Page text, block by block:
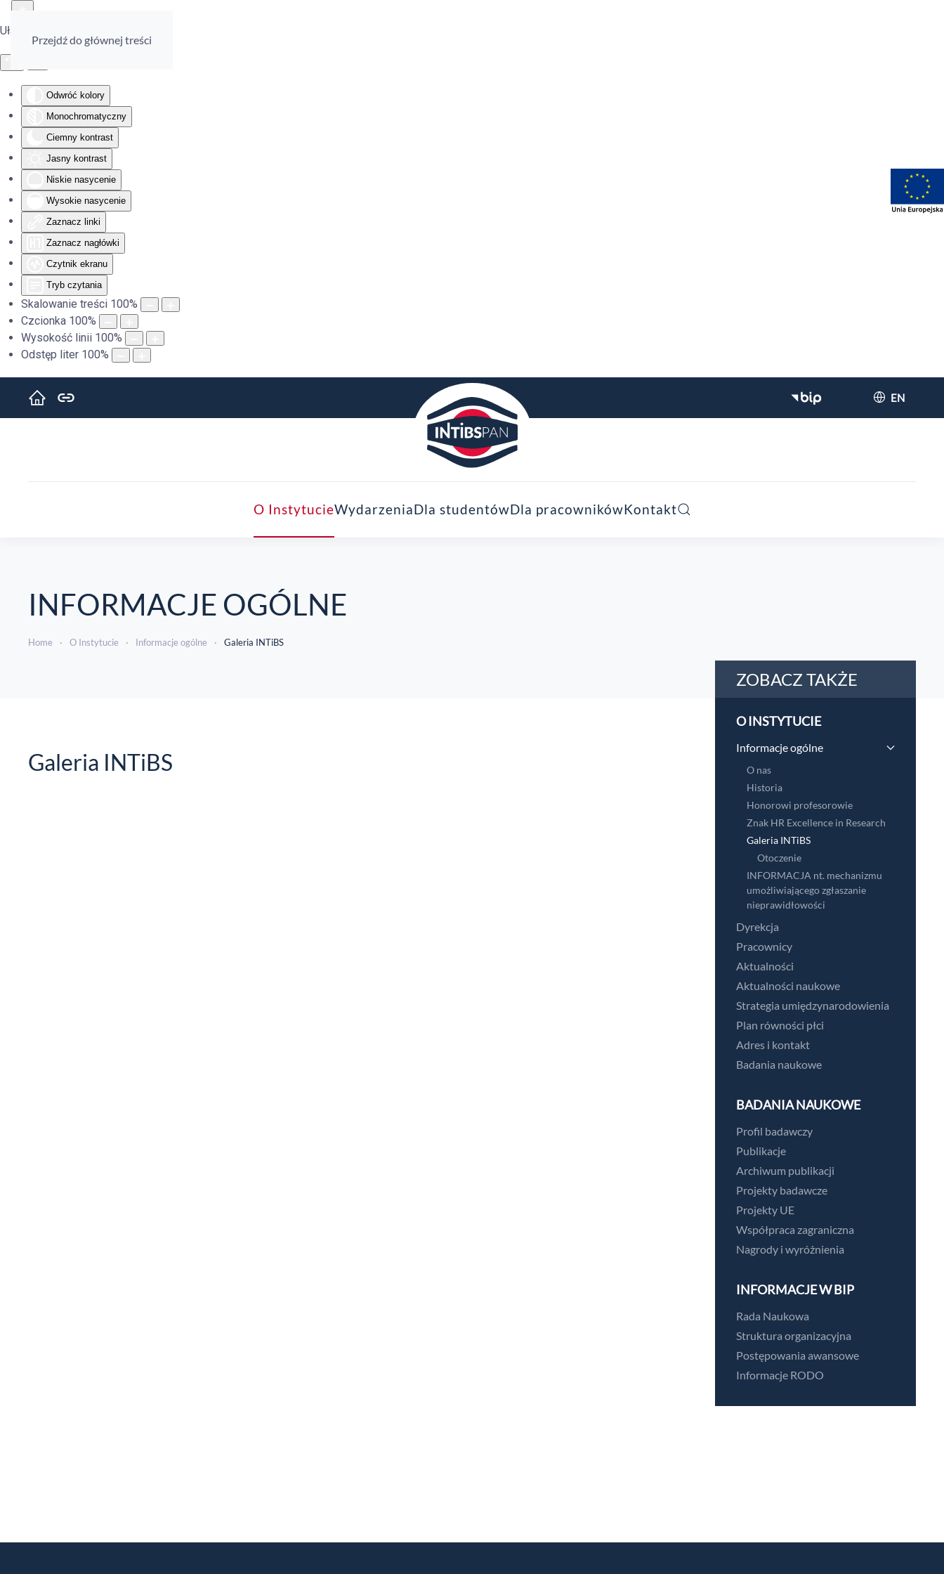
Ułatwienia dostępu
Odwróć kolory
Monochromatyczny
Ciemny kontrast
Jasny kontrast
Niskie nasycenie
Wysokie nasycenie
Zaznacz linki
Zaznacz nagłówki
Czytnik ekranu
Tryb czytania
Skalowanie treści 100%
Czcionka 100%
Wysokość linii 100%
Odstęp liter 100%
Przejdź do głównej treści
EN
O InstytucieWydarzeniaDla studentówDla pracownikówKontakt
INFORMACJE OGÓLNE
Home O Instytucie Informacje ogólne Galeria INTiBS
Galeria INTiBS
ZOBACZ TAKŻE
O INSTYTUCIE
Informacje ogólne
O nas
Historia
Honorowi profesorowie
Znak HR Excellence in Research
Galeria INTiBS
Otoczenie
INFORMACJA nt. mechanizmu
umożliwiającego zgłaszanie
nieprawidłowości
Dyrekcja
Pracownicy
Aktualności
Aktualności naukowe
Strategia umiędzynarodowienia
Plan równości płci
Adres i kontakt
Badania naukowe
BADANIA NAUKOWE
Profil badawczy
Publikacje
Archiwum publikacji
Projekty badawcze
Projekty UE
Współpraca zagraniczna
Nagrody i wyróżnienia
INFORMACJE W BIP
Rada Naukowa
Struktura organizacyjna
Postępowania awansowe
Informacje RODO